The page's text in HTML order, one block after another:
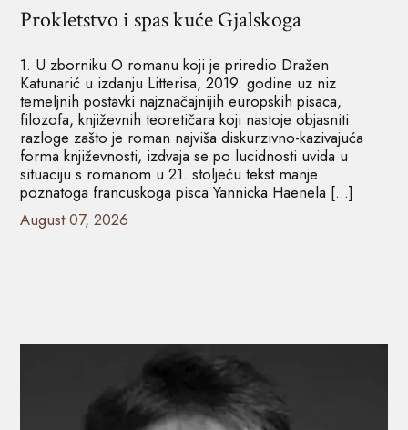
Prokletstvo i spas kuće Gjalskoga
1. U zborniku O romanu koji je priredio Dražen
Katunarić u izdanju Litterisa, 2019. godine uz niz
temeljnih postavki najznačajnijih europskih pisaca,
filozofa, književnih teoretičara koji nastoje objasniti
razloge zašto je roman najviša diskurzivno-kazivajuća
forma književnosti, izdvaja se po lucidnosti uvida u
situaciju s romanom u 21. stoljeću tekst manje
poznatoga francuskoga pisca Yannicka Haenela […]
August 07, 2026